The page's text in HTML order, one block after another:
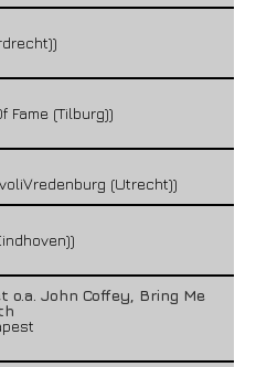
Fame (Tilburg))
(Utrecht))
o.a. John Coffey, Bring Me